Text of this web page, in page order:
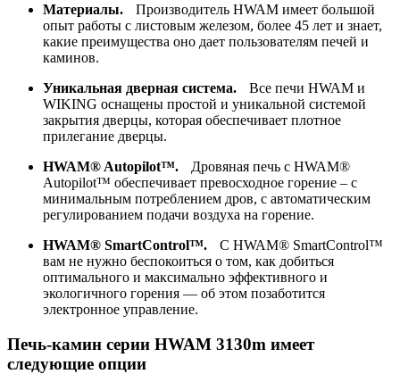
Материалы.
Производитель HWAM имеет большой
опыт работы с листовым железом, более 45 лет и знает,
какие преимущества оно дает пользователям печей и
каминов.
Уникальная дверная система.
Все печи HWAM и
WIKING оснащены простой и уникальной системой
закрытия дверцы, которая обеспечивает плотное
прилегание дверцы.
HWAM® Autopilot™.
Дровяная печь с HWAM®
Autopilot™ обеспечивает превосходное горение – с
минимальным потреблением дров, с автоматическим
регулированием подачи воздуха на горение.
HWAM® SmartControl™.
С HWAM® SmartControl™
вам не нужно беспокоиться о том, как добиться
оптимального и максимально эффективного и
экологичного горения — об этом позаботится
электронное управление.
Печь-камин серии HWAM 3130m имеет
следующие опции